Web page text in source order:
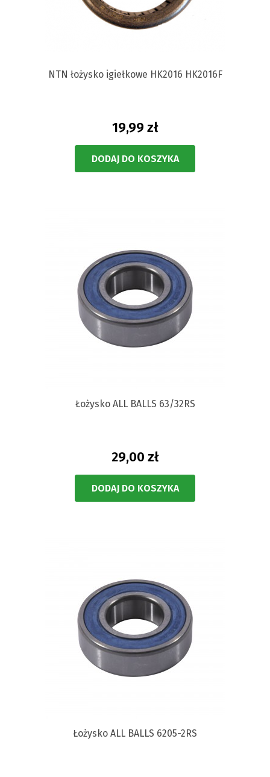
NTN łożysko igiełkowe HK2016 HK2016F
19,99 zł
DODAJ DO KOSZYKA
Łożysko ALL BALLS 63/32RS
29,00 zł
DODAJ DO KOSZYKA
Łożysko ALL BALLS 6205-2RS